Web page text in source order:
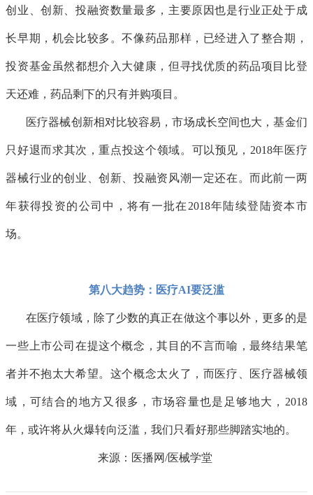
创业、创新、投融资数量最多，主要原因也是行业正处于成
长早期，机会比较多。不像药品那样，已经进入了整合期，
投资基金虽然都想介入大健康，但寻找优质的药品项目比登
天还难，药品剩下的只有并购项目。
医疗器械创新相对比较容易，市场成长空间也大，基金们
只好退而求其次，重点投这个领域。可以预见，2018年医疗
器械行业的创业、创新、投融资风潮一定还在。而此前一两
年获得投资的公司中，将有一批在2018年陆续登陆资本市
场。
第八大趋势：医疗AI要泛滥
在医疗领域，除了少数的真正在做这个事以外，更多的是
一些上市公司在提这个概念，其目的不言而喻，最终结果笔
者并不抱太大希望。这个概念太火了，而医疗、医疗器械领
域，可结合的地方又很多，市场容量也是足够地大，2018
年，或许将从火爆转向泛滥，我们只看好那些脚踏实地的。
来源：医播网/医械学堂